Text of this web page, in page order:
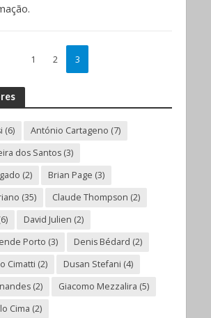
1 2 3
(6) António Cartageno (7)
dos Santos(3)
(2) Brian Page (3)
(35) Claude Thompson (2)
David Julien (2)
Porto (3) Denis Bédard (2)
Cimatti (2) Dusan Stefani (4)
(2) Giacomo Mezzalira (5)
Cima (2)